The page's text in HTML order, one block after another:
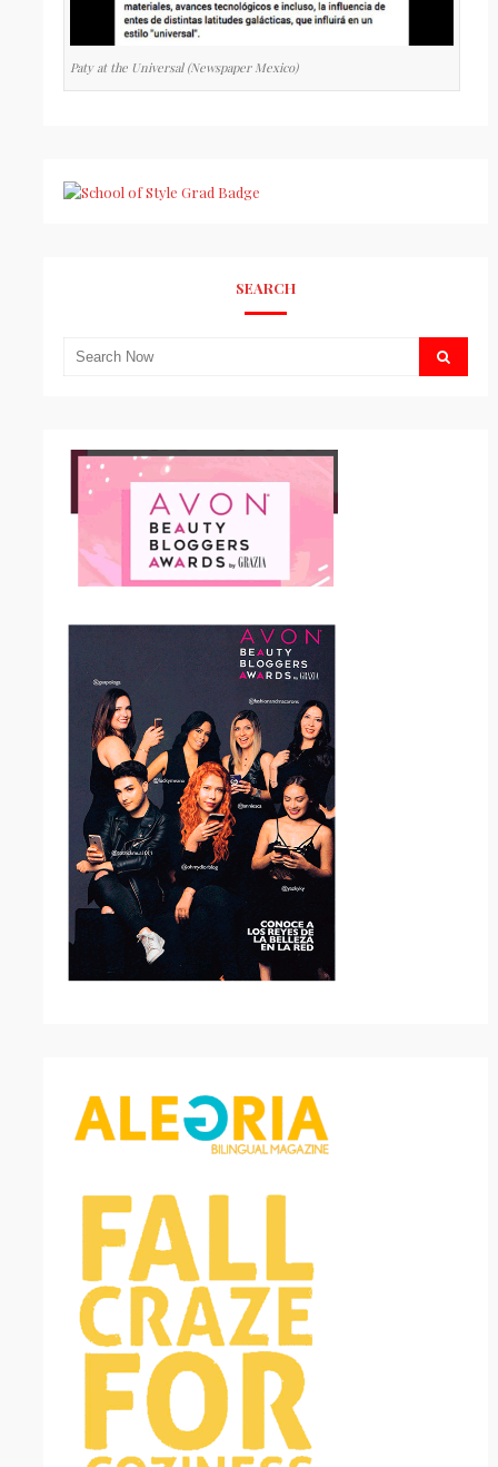
Paty at the Universal (Newspaper Mexico)
SEARCH